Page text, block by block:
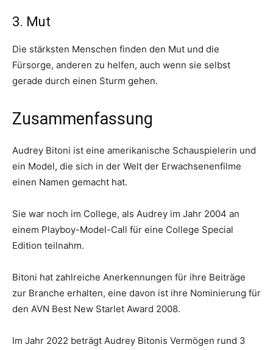
3. Mut
Die stärksten Menschen finden den Mut und die
Fürsorge, anderen zu helfen, auch wenn sie selbst
gerade durch einen Sturm gehen.
Zusammenfassung
Audrey Bitoni ist eine amerikanische Schauspielerin und
ein Model, die sich in der Welt der Erwachsenenfilme
einen Namen gemacht hat.
Sie war noch im College, als Audrey im Jahr 2004 an
einem Playboy-Model-Call für eine College Special
Edition teilnahm.
Bitoni hat zahlreiche Anerkennungen für ihre Beiträge
zur Branche erhalten, eine davon ist ihre Nominierung für
den AVN Best New Starlet Award 2008.
Im Jahr 2022 beträgt Audrey Bitonis Vermögen rund 3